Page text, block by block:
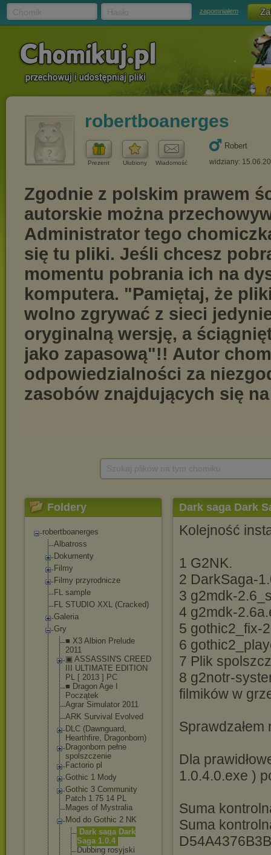
zapomniałem
robertboanerges
Prezent Ulubiony Wiadomość
Robert
widziany:
Foldery
robertboanerges
Albatross
Dokumenty
Filmy
Filmy przyrodnicze
FL sample
FL STUDIO XXL (Cracked)
Galeria
Gry
■ X3 Albion Prelude
2011
▣ ASSASSIN'S CREED
III ULTIMATE EDITION
PL [ 2013 ] PC
■ Dragon Age I
Początek
Agrar Simulator 2011
ARK Survival Evolved
DLC (Dawnguard,
Hearthfire, Dragonborn)
Dragonborn pełne
spolszczenie
Factorio pl
Gothic 1 Mody
Gothic 3 Community
Patch 1.75 14 PL
Mages of Mystralia
Mod do Gothic 2 NK
Dark saga Dark
Saga 1.0.4
Dubbing rosyjski
Dark saga Dark
Kolejność
1 G2NK.
2 DarkSaga-
3 g2mdk-
4 g2mdk-
5 gothic2_fix-
6
7 Plik
8 g2notr-
filmików w
Dla
1.0.4.0.exe )
Suma
Suma